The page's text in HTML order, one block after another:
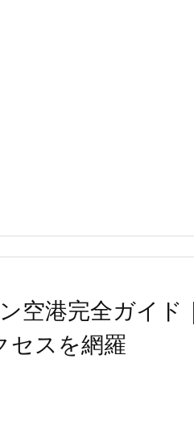
空港完全ガイド
セスを網羅